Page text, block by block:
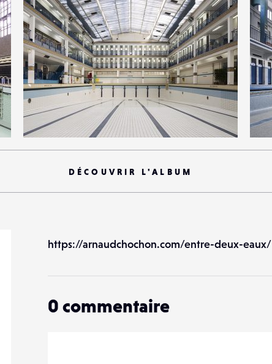
15
DÉCOUVRIR L'ALBUM
https://arnaudchochon.com/entre-deux-eaux/
0 commentaire